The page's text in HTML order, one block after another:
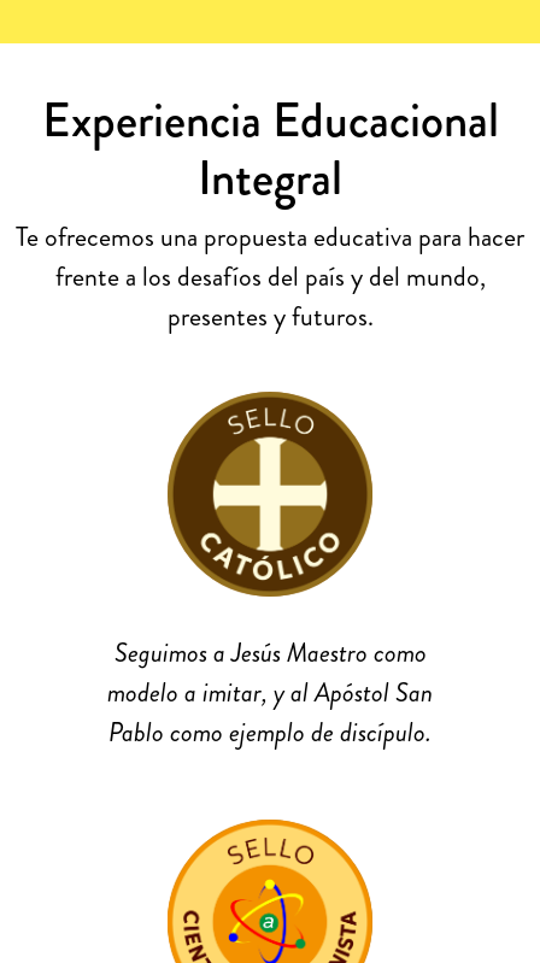
Experiencia Educacional
Integral
Te ofrecemos una propuesta educativa para hacer
frente a los desafíos del país y del mundo,
presentes y futuros.
Seguimos a Jesús Maestro como
modelo a imitar, y al Apóstol San
Pablo como ejemplo de discípulo.